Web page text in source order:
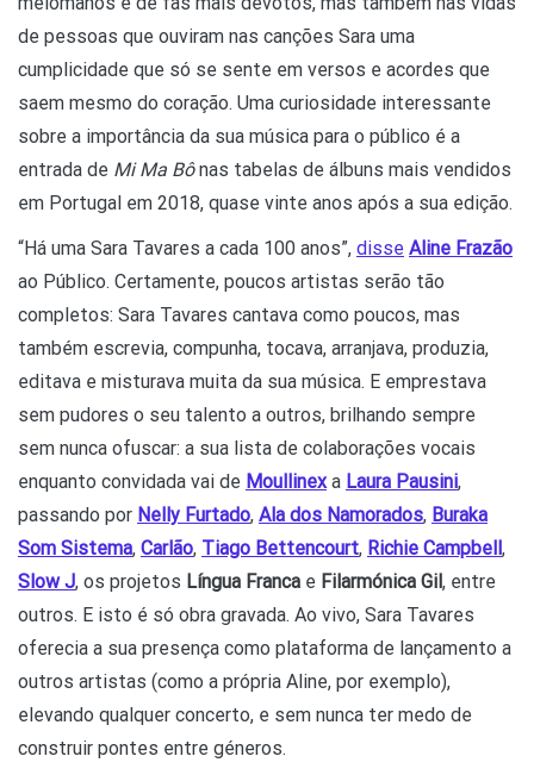
de pessoas que ouviram nas canções Sara uma
cumplicidade que só se sente em versos e acordes que
saem mesmo do coração. Uma curiosidade interessante
sobre a importância da sua música para o público é a
entrada de Mi Ma Bônas tabelas de álbuns mais vendidos
em Portugal em 2018, quase vinte anos após a sua edição.
“Há uma Sara Tavares a cada 100 anos”, disse Aline Frazão
ao Público. Certamente, poucos artistas serão tão
completos: Sara Tavares cantava como poucos, mas
também escrevia, compunha, tocava, arranjava, produzia,
editava e misturava muita da sua música. E emprestava
sem pudores o seu talento a outros, brilhando sempre
sem nunca ofuscar: a sua lista de colaborações vocais
enquanto convidada vai de Moullinexa Laura Pausini,
passando por Nelly Furtado, Ala dos Namorados, Buraka
Som Sistema, Carlão, Tiago Bettencourt, Richie Campbell,
Slow J, os projetos Língua Franca e Filarmónica Gil, entre
outros. E isto é só obra gravada. Ao vivo, Sara Tavares
oferecia a sua presença como plataforma de lançamento a
outros artistas (como a própria Aline, por exemplo),
elevando qualquer concerto, e sem nunca ter medo de
construir pontes entre géneros.